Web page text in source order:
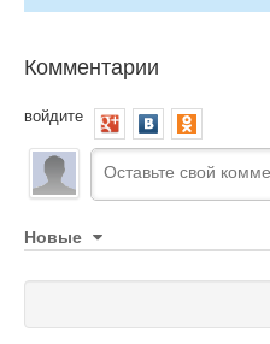
Комментарии
войдите
Новые